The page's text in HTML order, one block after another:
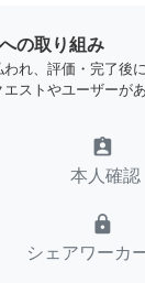
の取り組み
れ、評価・完了後
ストやユーザーが
assignment_ind
本人確認
lock
シェアワーカ